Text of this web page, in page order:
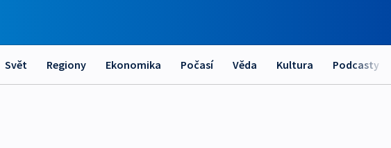
Svět Regiony Ekonomika Počasí Věda Kultura Podcasty